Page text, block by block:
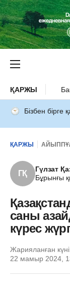
ҚАРЖЫ
Бізбен бірге
ҚАРЖЫ
ГҚ
Гүлзат
Бұрынғы
саны
күрес
Жарияланған
22 мамыр 2024,